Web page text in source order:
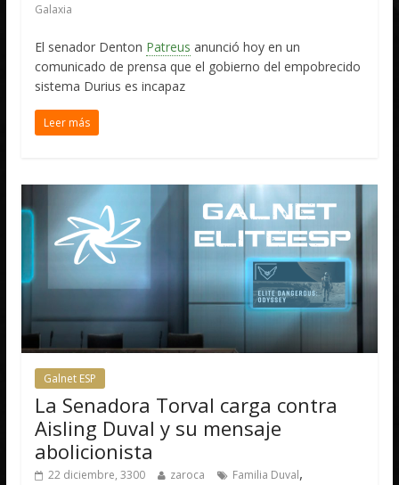
Galaxia
El senador Denton Patreus anunció hoy en un
comunicado de prensa que el gobierno del empobrecido
sistema Durius es incapaz
Leer más
Galnet ESP
La Senadora Torval carga contra
Aisling Duval y su mensaje
abolicionista
22 diciembre, 3300 zaroca Familia Duval,